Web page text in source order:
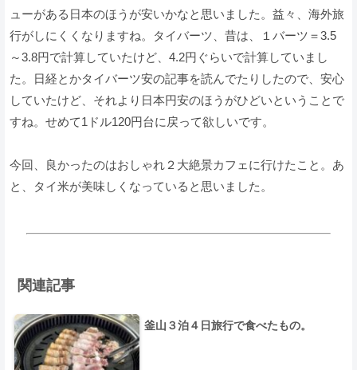
ューがある日本のほうが安いかなと思いました。益々、海外旅
行がしにくくなりますね。タイバーツ、昔は、１バーツ＝3.5
～3.8円で計算していたけど、4.2円ぐらいで計算していまし
た。日経とかタイバーツ安の記事を読んでたりしたので、安心
していたけど、それより日本円安のほうがひどいということで
すね。せめて1ドル120円台に戻って欲しいです。
今回、良かったのはおしゃれ２大絶景カフェに行けたこと。あ
と、タイ米が美味しくなっていると思いました。
関連記事
釜山３泊４日旅行で食べたもの。